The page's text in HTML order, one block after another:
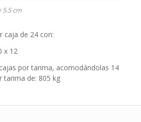
5.5 cm
caja de 24 con:
x 12
por tarima, acomodándolas 14
tarima de: 805 kg